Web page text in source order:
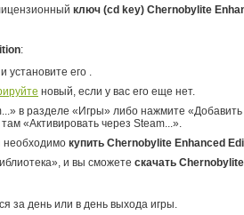
ключ (cd key) Chernobylite
:
и установите его .
новый, если у вас его еще нет.
в разделе «Игры» либо нажмите «Добавить
«Активировать через Steam...».
необходимо купить Chernobylite Enhanced
и вы сможете скачать
за день или в день выхода игры.